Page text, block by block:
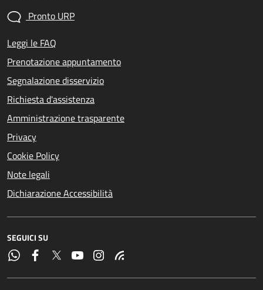
Pronto URP
Leggi le FAQ
Prenotazione appuntamento
Segnalazione disservizio
Richiesta d'assistenza
Amministrazione trasparente
Privacy
Cookie Policy
Note legali
Dichiarazione Accessibilità
SEGUICI SU